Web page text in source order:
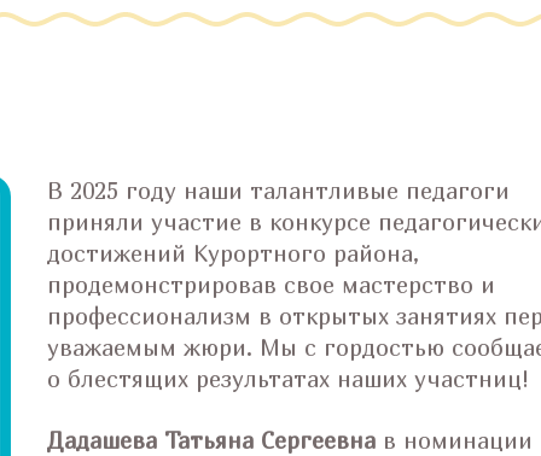
В 2025 году наши талантливые педагоги
приняли участие в конкурсе
достижений Курортного района,
продемонстрировав свое мастерство и
профессионализм в открытых занятиях
уважаемым жюри. Мы с гордостью
о блестящих результатах наших участниц!
Дадашева Татьяна Сергеевна в номинации